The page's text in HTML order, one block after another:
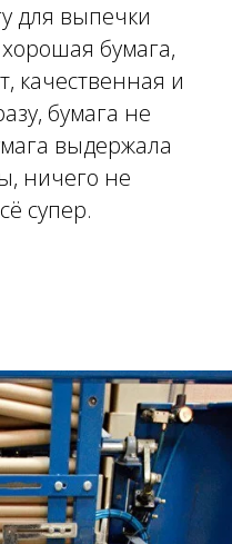
для выпечки
бумага,
качественная и
бумага не
выдержала
ничего не
супер.